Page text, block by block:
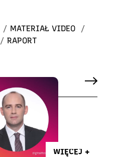
/ MATERIAŁ VIDEO
/
/ RAPORT
WIĘCEJ +